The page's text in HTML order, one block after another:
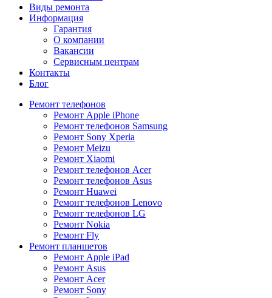
Виды ремонта
Информация
Гарантия
О компании
Вакансии
Сервисным центрам
Контакты
Блог
Ремонт телефонов
Ремонт Apple iPhone
Ремонт телефонов Samsung
Ремонт Sony Xperia
Ремонт Meizu
Ремонт Xiaomi
Ремонт телефонов Acer
Ремонт телефонов Asus
Ремонт Huawei
Ремонт телефонов Lenovo
Ремонт телефонов LG
Ремонт Nokia
Ремонт Fly
Ремонт планшетов
Ремонт Apple iPad
Ремонт Asus
Ремонт Acer
Ремонт Sony